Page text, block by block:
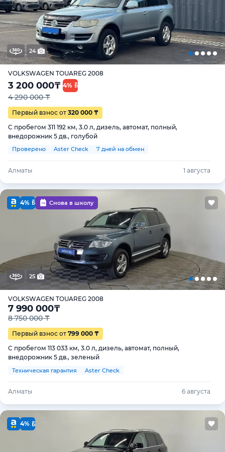
24
VOLKSWAGEN TOUAREG 2008
3 200 000₸ 4%
4 290 000 ₸
Первый взнос от 320 000 ₸
С пробегом 311 192 км, 3.0 л, дизель, автомат, полный,
внедорожник 5 дв., голубой
Проверено Aster Check 7 дней на обмен
Алматы 1 августа
4% Снова в школу
25
VOLKSWAGEN TOUAREG 2008
7 990 000₸
8 750 000 ₸
Первый взнос от 799 000 ₸
С пробегом 113 033 км, 3.0 л, дизель, автомат, полный,
внедорожник 5 дв., зеленый
Техническая гарантия Aster Check
Алматы 6 августа
4%